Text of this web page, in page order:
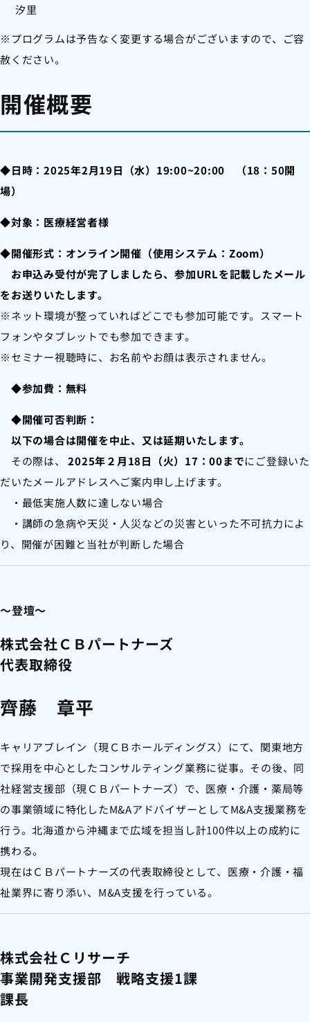
汐里
※プログラムは予告なく変更する場合がございますので、ご容
赦ください。
開催概要
◆日時：2025年2月19日（水）19:00~20:00 （18：50開
場）
◆対象：医療経営者様
◆開催形式：オンライン開催（使用システム：Zoom）
お申込み受付が完了しましたら、参加URLを記載したメール
をお送りいたします。
※ネット環境が整っていればどこでも参加可能です。スマート
フォンやタブレットでも参加できます。
※セミナー視聴時に、お名前やお顔は表示されません。
◆参加費：無料
◆開催可否判断：
以下の場合は開催を中止、又は延期いたします。
その際は、
2025年２月18日（火）17：00までにご登録いた
だいたメールアドレスへご案内申し上げます。
・最低実施人数に達しない場合
・講師の急病や天災・人災などの災害といった不可抗力によ
り、開催が困難と当社が判断した場合
～登壇～
株式会社ＣＢパートナーズ
代表取締役
齊藤 章平
キャリアブレイン（現ＣＢホールディングス）にて、関東地方
で採用を中心としたコンサルティング業務に従事。その後、同
社経営支援部（現ＣＢパートナーズ）で、医療・介護・薬局等
の事業領域に特化したM&AアドバイザーとしてM&A支援業務を
行う。北海道から沖縄まで広域を担当し計100件以上の成約に
携わる。
現在はＣＢパートナーズの代表取締役として、医療・介護・福
祉業界に寄り添い、M&A支援を行っている。
株式会社Ｃリサーチ
事業開発支援部 戦略支援1課
課長